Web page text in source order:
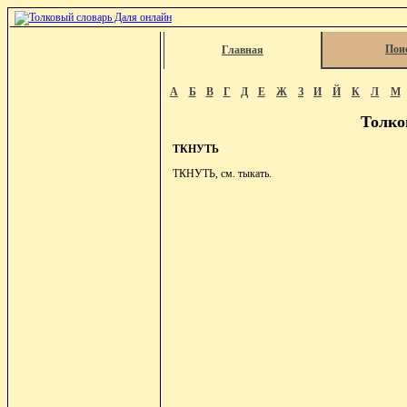
Главная
А Б В Г Д Е Ж З И Й К Л М
ТКНУТЬ
ТКНУТЬ, см. тыкать.